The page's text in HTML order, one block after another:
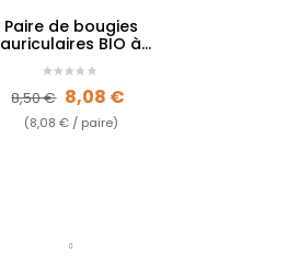
Paire de bougies
auriculaires BIO à
l'arbre à thé - Tea
tree
Prix de base
8,50 € Prix
8,08 €
(8,08 € / paire)